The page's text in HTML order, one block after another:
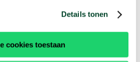
Details tonen
cookies toestaan